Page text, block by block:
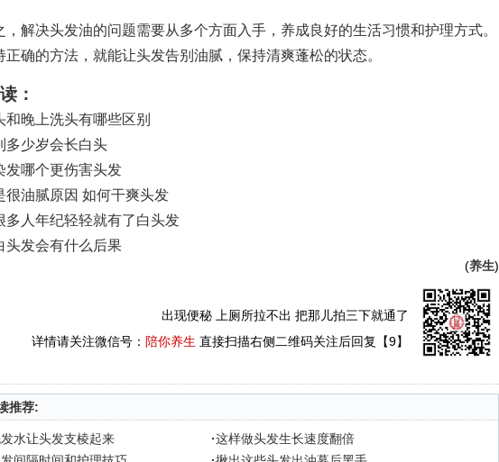
决头发油的问题需要从多个方面入手，养成良好的生活习惯和护理方式。
正确的方法，就能让头发告别油腻，保持清爽蓬松的状态。
：
和晚上洗头有哪些区别
多少岁会长白头
发哪个更伤害头发
很油腻原因 如何干爽头发
多人年纪轻轻就有了白头发
头发会有什么后果
(养生)
出现便秘 上厕所拉不出 把那儿拍三下就通了
详情请关注微信号： 陪你养生 直接扫描右侧二维码关注后回复【9】
推荐:
水让头发支棱起来 ·这样做头发生长速度翻倍